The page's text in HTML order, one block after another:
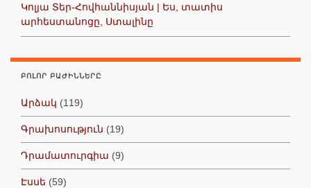
Կոլյա Տեր-Հովհաննիսյան | Ես, տատիս
արհեստանոցը, Ստալինը
ԲՈԼՈՐ ԲԱԺԻՆՆԵՐԸ
Արձակ (119)
Գրախոսություն (19)
Դրամատուրգիա (9)
Էսսե (59)